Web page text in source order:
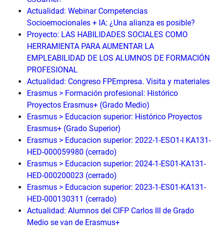
Actualidad: Webinar Competencias
Socioemocionales + IA: ¿Una alianza es posible?
Proyecto: LAS HABILIDADES SOCIALES COMO
HERRAMIENTA PARA AUMENTAR LA
EMPLEABILIDAD DE LOS ALUMNOS DE FORMACIÓN
PROFESIONAL
Actualidad: Congreso FPEmpresa. Visita y materiales
Erasmus > Formación profesional: Histórico
Proyectos Erasmus+ (Grado Medio)
Erasmus > Educacion superior: Histórico Proyectos
Erasmus+ (Grado Superior)
Erasmus > Educacion superior: 2022-1-ESO1-l KA131-
HED-000059980 (cerrado)
Erasmus > Educacion superior: 2024-1-ES01-KA131-
HED-000200023 (cerrado)
Erasmus > Educacion superior: 2023-1-ES01-KA131-
HED-000130311 (cerrado)
Actualidad: Alumnos del CIFP Carlos III de Grado
Medio se van de Erasmus+